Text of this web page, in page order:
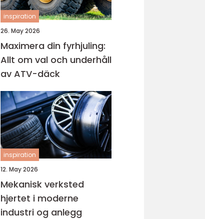
inspiration
26. May 2026
Maximera din fyrhjuling:
Allt om val och underhåll
av ATV-däck
inspiration
12. May 2026
Mekanisk verksted
hjertet i moderne
industri og anlegg